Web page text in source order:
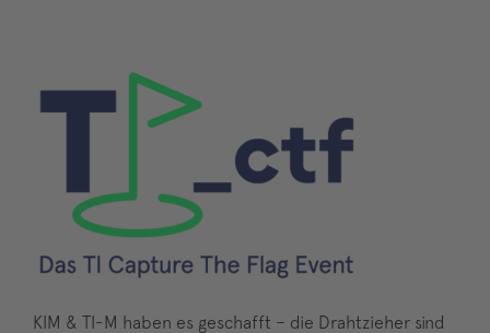
KIM & TI-M haben es geschafft – die Drahtzieher sind